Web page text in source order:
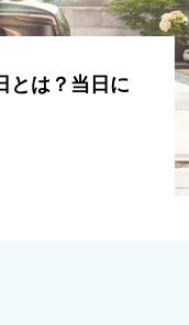
とは？当日に